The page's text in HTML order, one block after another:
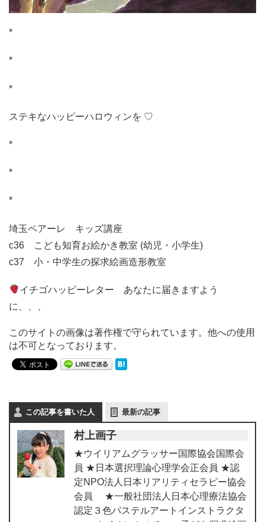
*
*
*
ステキなハッピーハロウィンを ♡
*
*
*
埼玉ペアーレ キッズ講座
c36 こども知育お絵かき教室 (幼児・小学生)
c37 小・中学生の探求絵画造形教室
イチゴハッピーレター あなたに届きますよう
に、、、
このサイトの画像は著作権で守られています。他への使用
は不可となっております。
この記事を書いた人 最新の記事
村上画子
★ウイリアムグラッサー国際協会国際会
員 ★日本選択理論心理学会正会員 ★認
定NPO法人日本リアリティセラピー協会
会員 ★一般社団法人日本心理療法協会
認定３色パステルアートインストラクタ